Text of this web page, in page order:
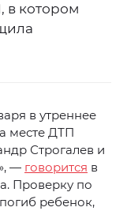
в котором
в утреннее
месте ДТП
Строгалев и
— говорится в
Проверку по
ребенок,